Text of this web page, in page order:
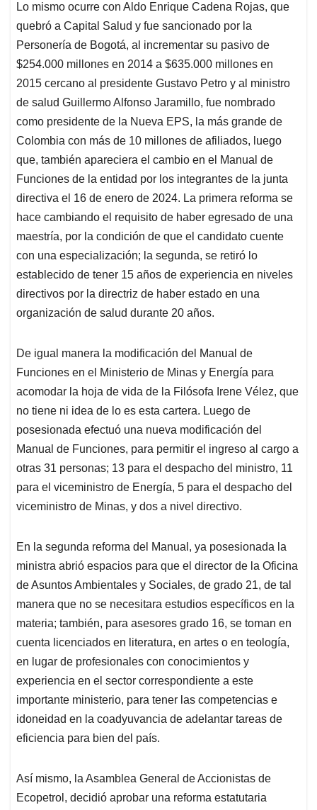
Lo mismo ocurre con Aldo Enrique Cadena Rojas, que
quebró a Capital Salud y fue sancionado por la
Personería de Bogotá, al incrementar su pasivo de
$254.000 millones en 2014 a $635.000 millones en
2015 cercano al presidente Gustavo Petro y al ministro
de salud Guillermo Alfonso Jaramillo, fue nombrado
como presidente de la Nueva EPS, la más grande de
Colombia con más de 10 millones de afiliados, luego
que, también apareciera el cambio en el Manual de
Funciones de la entidad por los integrantes de la junta
directiva el 16 de enero de 2024. La primera reforma se
hace cambiando el requisito de haber egresado de una
maestría, por la condición de que el candidato cuente
con una especialización; la segunda, se retiró lo
establecido de tener 15 años de experiencia en niveles
directivos por la directriz de haber estado en una
organización de salud durante 20 años.
De igual manera la modificación del Manual de
Funciones en el Ministerio de Minas y Energía para
acomodar la hoja de vida de la Filósofa Irene Vélez, que
no tiene ni idea de lo es esta cartera. Luego de
posesionada efectuó una nueva modificación del
Manual de Funciones, para permitir el ingreso al cargo a
otras 31 personas; 13 para el despacho del ministro, 11
para el viceministro de Energía, 5 para el despacho del
viceministro de Minas, y dos a nivel directivo.
En la segunda reforma del Manual, ya posesionada la
ministra abrió espacios para que el director de la Oficina
de Asuntos Ambientales y Sociales, de grado 21, de tal
manera que no se necesitara estudios específicos en la
materia; también, para asesores grado 16, se toman en
cuenta licenciados en literatura, en artes o en teología,
en lugar de profesionales con conocimientos y
experiencia en el sector correspondiente a este
importante ministerio, para tener las competencias e
idoneidad en la coadyuvancia de adelantar tareas de
eficiencia para bien del país.
Así mismo, la Asamblea General de Accionistas de
Ecopetrol, decidió aprobar una reforma estatutaria